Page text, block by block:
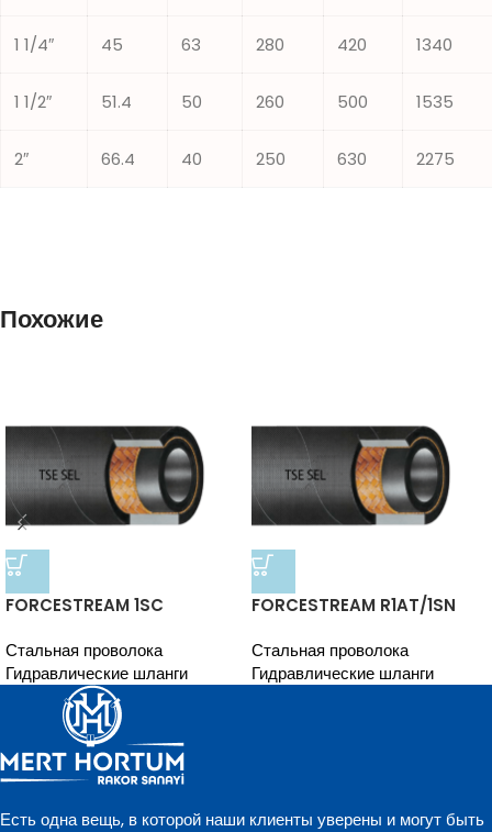
1 1/4″ 45 63 280 420 1340
1 1/2″ 51.4 50 260 500 1535
2″ 66.4 40 250 630 2275
Похожие
FORCESTREAM 1SC
Стальная проволока
Гидравлические шланги
FORCESTREAM R1AT/1SN
Стальная проволока
Гидравлические шланги
Есть одна вещь, в которой наши клиенты уверены и могут быть